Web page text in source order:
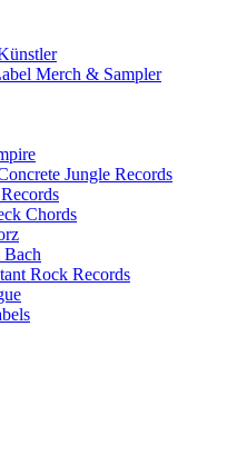
Merch & Sampler
Jungle Records
Chords
Bach
Rock Records